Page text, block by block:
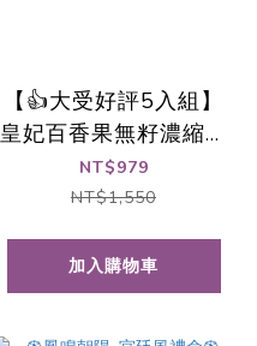
【👍大受好評5入組】
皇妃百香果無籽濃縮汁
(680ml)
NT$979
NT$1,550
加入購物車